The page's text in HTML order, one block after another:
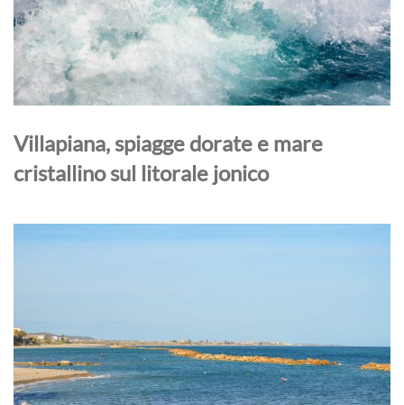
Villapiana, spiagge dorate e mare
cristallino sul litorale jonico